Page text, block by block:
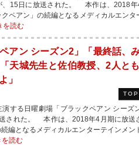
、15日に放送された。 本作は、2018年
ペアン」の続編となるメディカルエンタ
を読む
ペアン シーズン2」「最終話、
天城先生と佐伯教授、2人と
」
する日曜劇場「ブラックペアン シーズ
された。 本作は、2018年4月期に放送
続編となるメディカルエンターテインメン
を読む